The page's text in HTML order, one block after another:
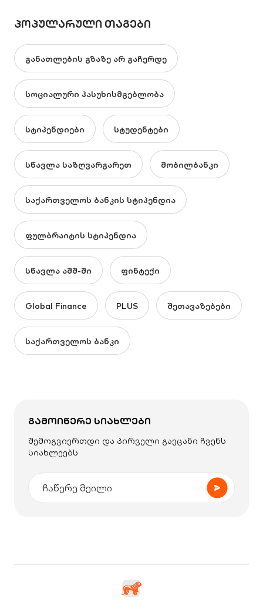
ᲞᲝᲞᲣᲚᲐᲠᲣᲚᲘ ᲗᲐᲒᲔᲑᲘ
განათლების გზაზე არ გაჩერდე
სოციალური პასუხისმგებლობა
სტიპენდიები სტუდენტები
სწავლა საზღვარგარეთ მობილბანკი
საქართველოს ბანკის სტიპენდია
ფულბრაიტის სტიპენდია
სწავლა აშშ-ში ფინტექი
Global Finance PLUS შეთავაზებები
საქართველოს ბანკი
ᲒᲐᲛᲝᲘᲬᲔᲠᲔ ᲡᲘᲐᲮᲚᲔᲑᲘ
შემოგვიერთდი და პირველი გაეცანი ჩვენს
სიახლეებს